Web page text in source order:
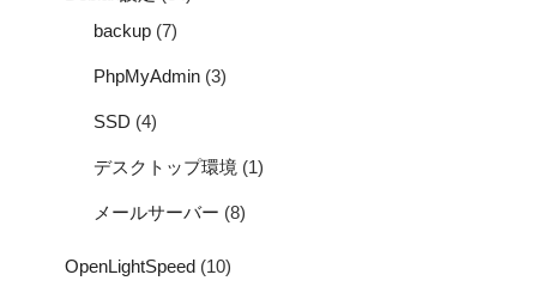
backup (7)
PhpMyAdmin (3)
SSD (4)
デスクトップ環境 (1)
メールサーバー (8)
OpenLightSpeed (10)